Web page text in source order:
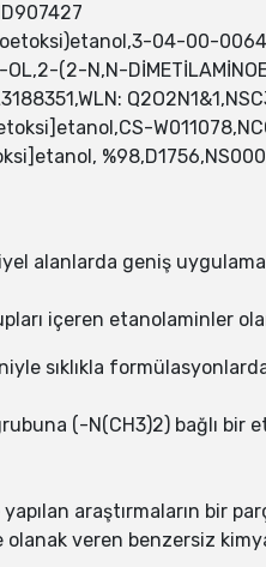
04-00-
(2-N,N-
alanlarda geniş
içeren etanolaminler
sıklıkla
(-N(CH3)2) bağlı bir
araştırmaların bir
veren benzersiz